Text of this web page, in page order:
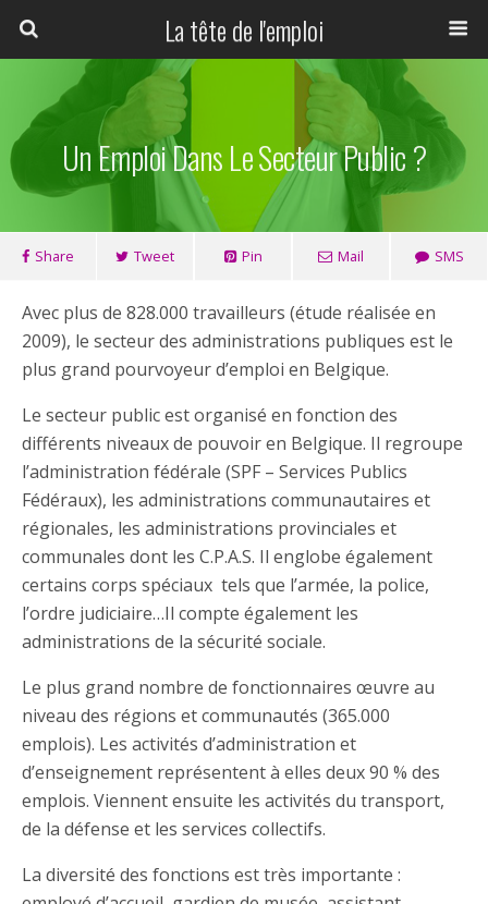
La tête de l'emploi
Un Emploi Dans Le Secteur Public ?
Share Tweet Pin Mail SMS
Avec plus de 828.000 travailleurs (étude réalisée en
2009), le secteur des administrations publiques est le
plus grand pourvoyeur d’emploi en Belgique.
Le secteur public est organisé en fonction des
différents niveaux de pouvoir en Belgique. Il regroupe
l’administration fédérale (SPF – Services Publics
Fédéraux), les administrations communautaires et
régionales, les administrations provinciales et
communales dont les C.P.A.S. Il englobe également
certains corps spéciaux tels que l’armée, la police,
l’ordre judiciaire…Il compte également les
administrations de la sécurité sociale.
Le plus grand nombre de fonctionnaires œuvre au
niveau des régions et communautés (365.000
emplois). Les activités d’administration et
d’enseignement représentent à elles deux 90 % des
emplois. Viennent ensuite les activités du transport,
de la défense et les services collectifs.
La diversité des fonctions est très importante :